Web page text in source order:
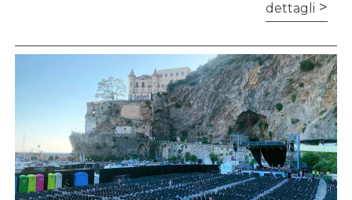
dettagli